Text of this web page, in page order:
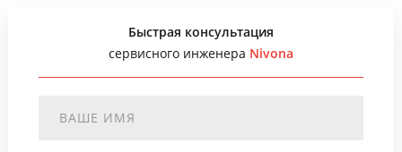
Быстрая консультация
сервисного инженера Nivona